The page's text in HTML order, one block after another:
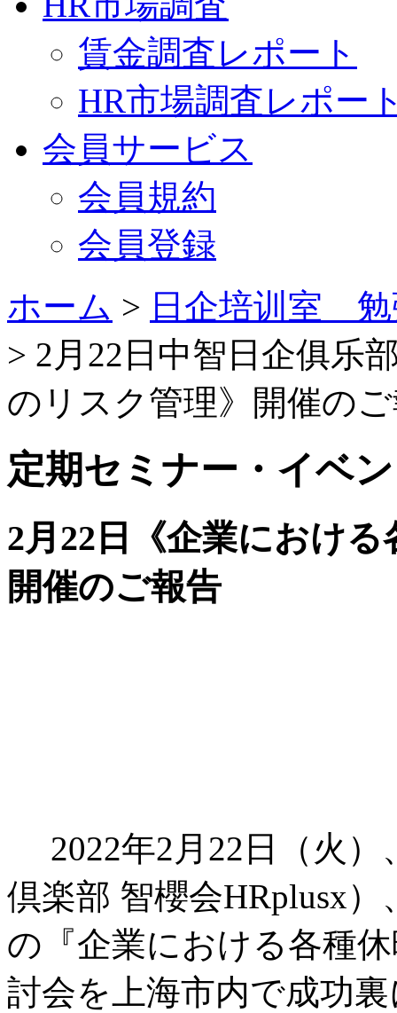
賃金調査レポート
HR市場調査レポー
会員サービス
会員規約
会員登録
ホーム > 日企培训室 勉
> 2月22日中智日企俱乐
のリスク管理》開催の
定期セミナー・イベ
2月22日《企業におけ
開催のご報告
2022年2月22日（火
倶楽部 智櫻会HRplusx
の『企業における各種
討会を上海市内で成功